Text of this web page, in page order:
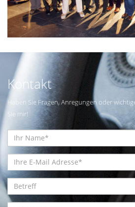
Kontakt
Haben Sie Fragen, Anregungen oder
Sie mir!